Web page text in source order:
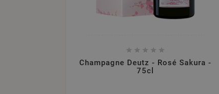
    
Champagne Deutz - Rosé Sakura -
75cl